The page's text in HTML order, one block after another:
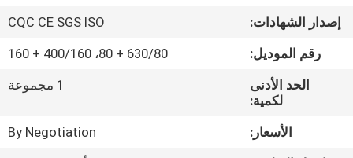
جولة
المعمل
مراقبة
الجودة
إصدار الشهادات:
CQC CE SGS ISO
رقم الموديل:
630/80 + 80، 400/160 + 160
الحد الأدنى
لكمية:
1 مجموعة
الأسعار:
By Negotiation